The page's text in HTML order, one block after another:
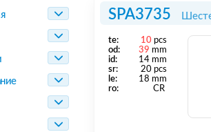
SPA3735
te: 10 pcs
od:
39 mm
id:
14 mm
sr:
20 pcs
le:
18 mm
ro:
CR